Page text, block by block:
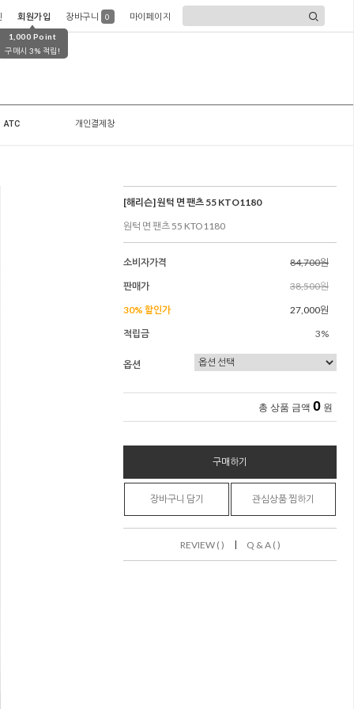
회원가입
1,000 Point
구매시 3% 적립!
장바구니 0 마이페이지
ATC 개인결제창
[해리슨] 원턱 면 팬츠 55 KTO1180
원턱 면 팬츠 55 KTO1180
소비자가격
84,700원
판매가
38,500원
30% 할인가
27,000원
적립금
3%
옵션
총 상품 금액 0 원
구매하기
장바구니 담기 관심상품 찜하기
REVIEW ( ) | Q & A ( )